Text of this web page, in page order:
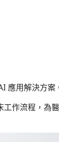
應用解決方案
作流程，為